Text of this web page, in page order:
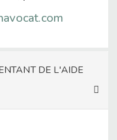
DE L'AIDE